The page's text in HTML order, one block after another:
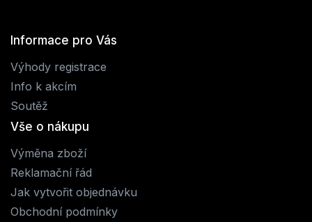
Informace pro Vás
Výhody registrace
Info k akcím
Soutěž
Vše o nákupu
Výměna zboží
Reklamační řád
Jak vytvořit objednávku
Obchodní podmínky